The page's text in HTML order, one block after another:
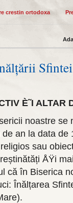
crestin ortodoxa
È˜I ALTAR
noastre se
an la data de
sau
ÅŸi
că în Biserica
Înălțarea